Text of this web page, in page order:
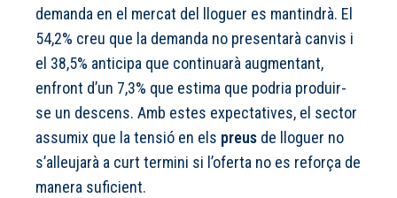
demanda en el mercat del lloguer es mantindrà. El
54,2% creu que la demanda no presentarà canvis i
el 38,5% anticipa que continuarà augmentant,
enfront d’un 7,3% que estima que podria produir-
se un descens. Amb estes expectatives, el sector
assumix que la tensió en els preus de lloguer no
s’alleujarà a curt termini si l’oferta no es reforça de
manera suficient.